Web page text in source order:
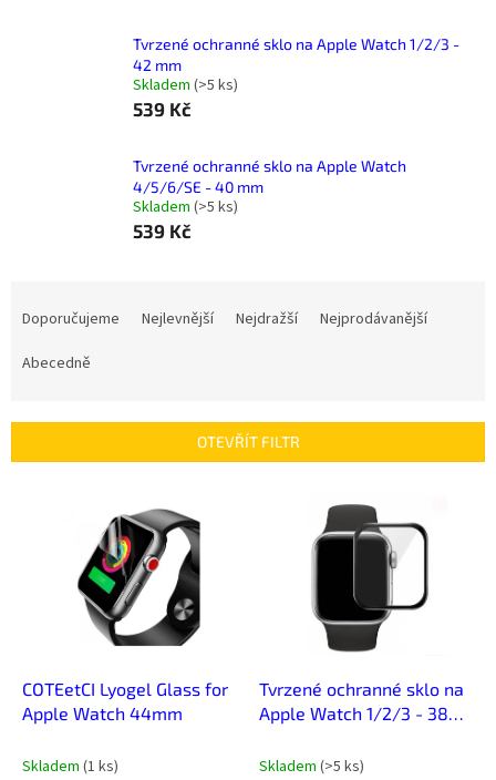
Tvrzené ochranné sklo na Apple Watch 1/2/3 -
42 mm
Skladem (>5 ks)
539 Kč
Tvrzené ochranné sklo na Apple Watch
4/5/6/SE - 40 mm
Skladem (>5 ks)
539 Kč
r
Doporučujeme Nejlevnější Nejdražší
Nejprodávanější
Abecedně
OTEVŘÍT FILTR
COTEetCI Lyogel Glass for
Apple Watch 44mm
Skladem (1 ks)
Tvrzené ochranné sklo na
Apple Watch 1/2/3 - 38
Skladem (>5 ks)